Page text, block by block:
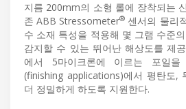
지름 200mm의 소형 롤에 장착되는
존 ABB Stressometer® 센서의 물리
수 소재 특성을 적용해 몇 그램 수준
감지할 수 있는 뛰어난 해상도를 제
에서 5마이크론에 이르는 포일
(finishing applications)에서 평탄도,
더 정밀하게 하도록 지원한다.